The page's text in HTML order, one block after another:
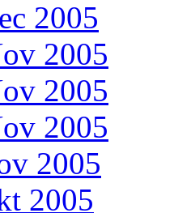
2005
2005
2005
2005
2005
2005